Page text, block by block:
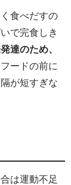
食べだすの
で完食しき
達のため、
ードの前に
が短すぎな
は運動不足